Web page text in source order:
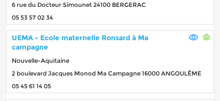
6 rue du Docteur Simounet 24100 BERGERAC
05 53 57 02 34
UEMA - Ecole maternelle Ronsard à Ma
campagne
Nouvelle-Aquitaine
2 boulevard Jacques Monod Ma Campagne 16000 ANGOULÊME
05 45 61 14 05